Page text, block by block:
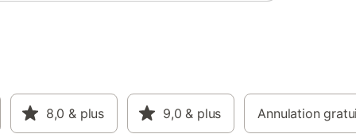
8,0 & plus 9,0 & plus Annulation